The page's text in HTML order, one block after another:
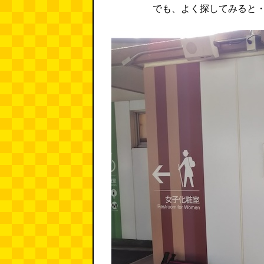
でも、よく探してみると